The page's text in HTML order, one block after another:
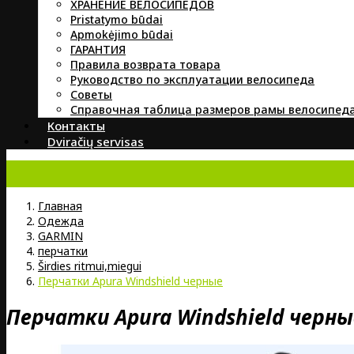
ХРАНЕНИЕ ВЕЛОСИПЕДОВ
Pristatymo būdai
Apmokėjimo būdai
ГАРАНТИЯ
Правила возврата товара
Руководство по эксплуатации велосипеда
Советы
Справочная таблица размеров рамы
Контакты
Dviračių servisas
Главная
Oдежда
GARMIN
перчатки
Širdies ritmui,miegui
Перчатки Apura Windshield черные
Перчатки Apura Windshield